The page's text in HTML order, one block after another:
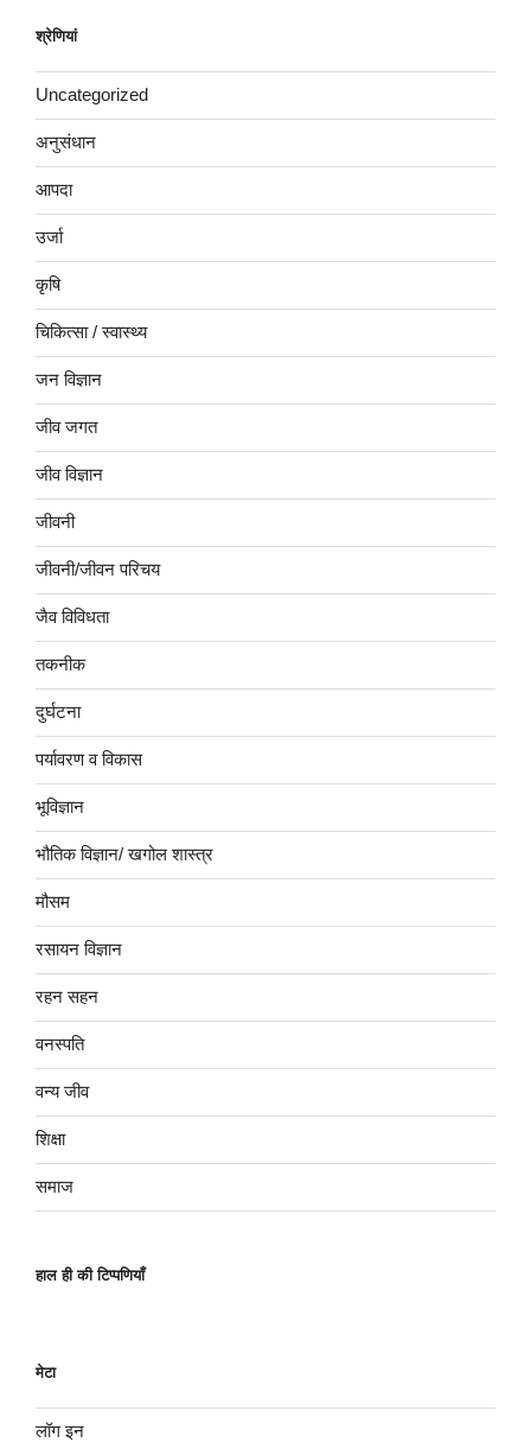
श्रेणियां
Uncategorized
अनुसंधान
आपदा
उर्जा
कृषि
चिकित्सा / स्वास्थ्य
जन विज्ञान
जीव जगत
जीव विज्ञान
जीवनी
जीवनी/जीवन परिचय
जैव विविधता
तकनीक
दुर्घटना
पर्यावरण व विकास
भूविज्ञान
भौतिक विज्ञान/ खगोल शास्त्र
मौसम
रसायन विज्ञान
रहन सहन
वनस्पति
वन्य जीव
शिक्षा
समाज
हाल ही की टिप्पणियाँ
मेटा
लॉग इन